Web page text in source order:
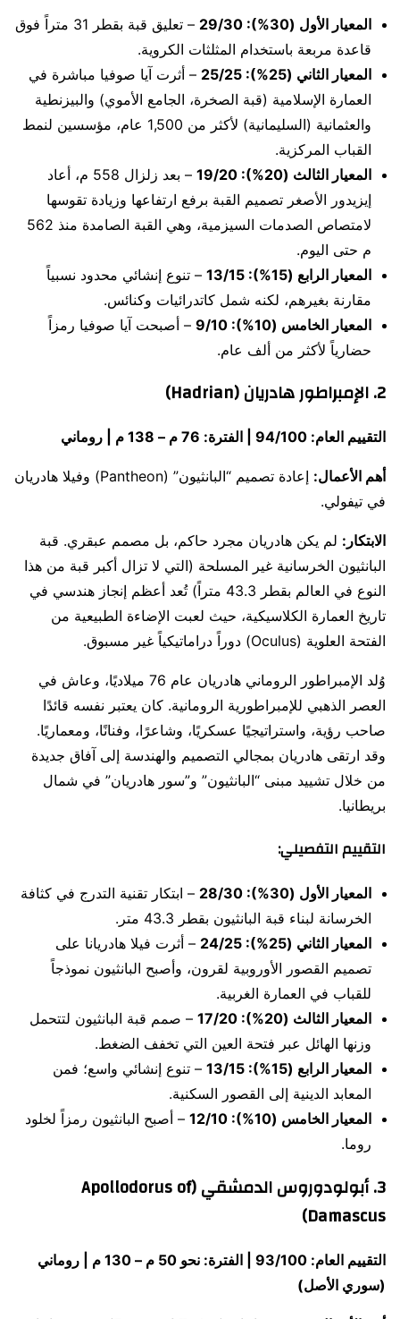
المعيار الأول (30%): 29/30
– تعليق قبة بقطر 31 متراً فوق
قاعدة مربعة باستخدام المثلثات الكروية.
المعيار الثاني (25%): 25/25
– أثرت آيا صوفيا مباشرة في
العمارة الإسلامية (قبة الصخرة، الجامع الأموي) والبيزنطية
والعثمانية (السليمانية) لأكثر من 1,500 عام، مؤسسين لنمط
القباب المركزية.
المعيار الثالث (20%): 19/20
– بعد زلزال 558 م، أعاد
إيزيدور الأصغر تصميم القبة برفع ارتفاعها وزيادة تقوسها
لامتصاص الصدمات السيزمية، وهي القبة الصامدة منذ 562
م حتى اليوم.
المعيار الرابع (15%): 13/15
– تنوع إنشائي محدود نسبياً
مقارنة بغيرهم، لكنه شمل كاتدرائيات وكنائس.
المعيار الخامس (10%): 9/10
– أصبحت آيا صوفيا رمزاً
حضارياً لأكثر من ألف عام.
2. الإمبراطور هادريان (Hadrian)
التقييم العام: 94/100 | الفترة: 76 م – 138 م | روماني
أهم الأعمال:
إعادة تصميم “البانثيون” (Pantheon) وفيلا هادريان
في تيفولي.
الابتكار: لم يكن هادريان مجرد حاكم، بل مصمم عبقري. قبة
البانثيون الخرسانية غير المسلحة (التي لا تزال أكبر قبة من هذا
النوع في العالم بقطر 43.3 متراً) تُعد أعظم إنجاز هندسي في
تاريخ العمارة الكلاسيكية، حيث لعبت الإضاءة الطبيعية من
الفتحة العلوية (Oculus) دوراً دراماتيكياً غير مسبوق.
وُلد الإمبراطور الروماني هادريان عام 76 ميلاديًا، وعاش في
العصر الذهبي للإمبراطورية الرومانية. كان يعتبر نفسه قائدًا
صاحب رؤية، واستراتيجيًا عسكريًا، وشاعرًا، وفنانًا، ومعماريًا.
وقد ارتقى هادريان بمجالي التصميم والهندسة إلى آفاق جديدة
من خلال تشييد مبنى “البانثيون” و”سور هادريان” في شمال
بريطانيا.
التقييم التفصيلي:
المعيار الأول (30%): 28/30
– ابتكار تقنية التدرج في كثافة
الخرسانة لبناء قبة البانثيون بقطر 43.3 متر.
المعيار الثاني (25%): 24/25
– أثرت فيلا هادريانا على
تصميم القصور الأوروبية لقرون، وأصبح البانثيون نموذجاً
للقباب في العمارة الغربية.
المعيار الثالث (20%): 17/20
– صمم قبة البانثيون لتتحمل
وزنها الهائل عبر فتحة العين التي تخفف الضغط.
المعيار الرابع (15%): 13/15
– تنوع إنشائي واسع؛ فمن
المعابد الدينية إلى القصور السكنية.
المعيار الخامس (10%): 12/10
– أصبح البانثيون رمزاً لخلود
روما.
3. أبولودوروس الدمشقي (Apollodorus of
Damascus)
التقييم العام: 93/100 | الفترة: نحو 50 م – 130 م | روماني
(سوري الأصل)